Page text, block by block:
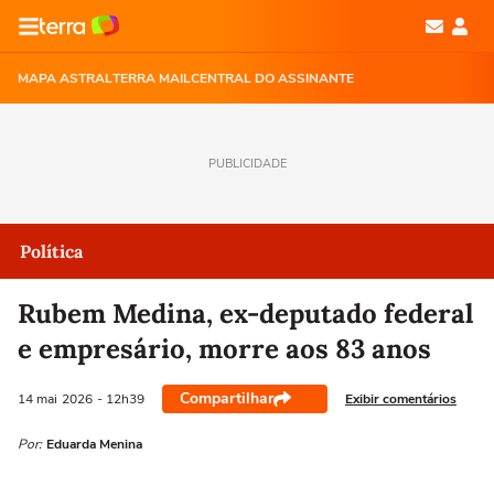
MAPA ASTRALTERRA MAILCENTRAL DO ASSINANTE
PUBLICIDADE
Política
Rubem Medina, ex-deputado federal
e empresário, morre aos 83 anos
14 mai 2026 - 12h39 Compartilhar Exibir comentários
Por: Eduarda Menina